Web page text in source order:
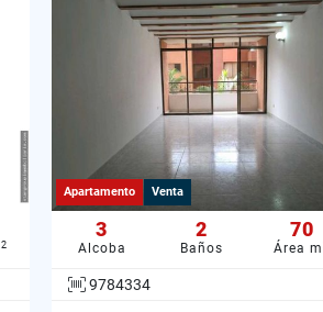
2
Apartamento Venta
3
Alcoba
2
Baños
70
Área m
9784334